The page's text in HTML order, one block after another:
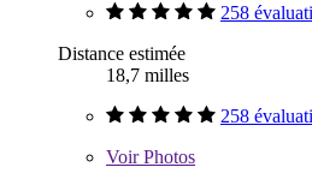
258
Distance estimée
18,7 milles
258
VoirPhotos